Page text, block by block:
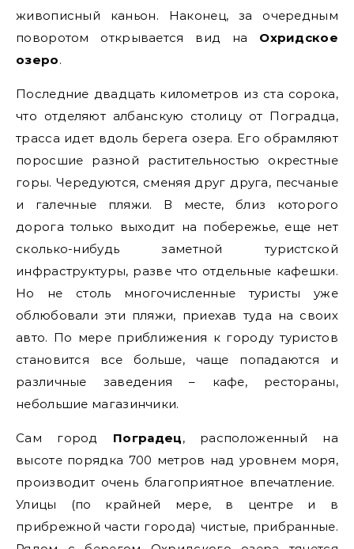
живописный каньон. Наконец, за очередным
поворотом открывается вид на Охридское
озеро.
Последние двадцать километров из ста сорока,
что отделяют албанскую столицу от Поградца,
трасса идет вдоль берега озера. Его обрамляют
поросшие разной растительностью окрестные
горы. Чередуются, сменяя друг друга, песчаные
и галечные пляжи. В месте, близ которого
дорога только выходит на побережье, еще нет
сколько-нибудь заметной туристской
инфраструктуры, разве что отдельные кафешки.
Но не столь многочисленные туристы уже
облюбовали эти пляжи, приехав туда на своих
авто. По мере приближения к городу туристов
становится все больше, чаще попадаются и
различные заведения – кафе, рестораны,
небольшие магазинчики.
Сам город Поградец, расположенный на
высоте порядка 700 метров над уровнем моря,
производит очень благоприятное впечатление.
Улицы (по крайней мере, в центре и в
прибрежной части города) чистые, прибранные.